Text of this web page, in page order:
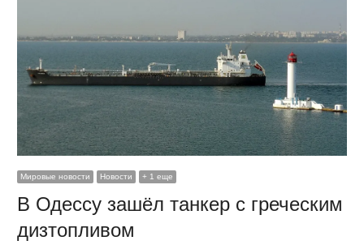
Мировые новости Новости + 1 еще
В Одессу зашёл танкер с греческим
дизтопливом